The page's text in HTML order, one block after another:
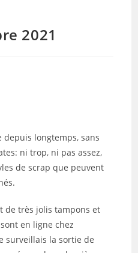
2021
depuis longtemps, sans
ni trop, ni pas assez,
de scrap que peuvent
de très jolis tampons et
en ligne chez
surveillais la sortie de